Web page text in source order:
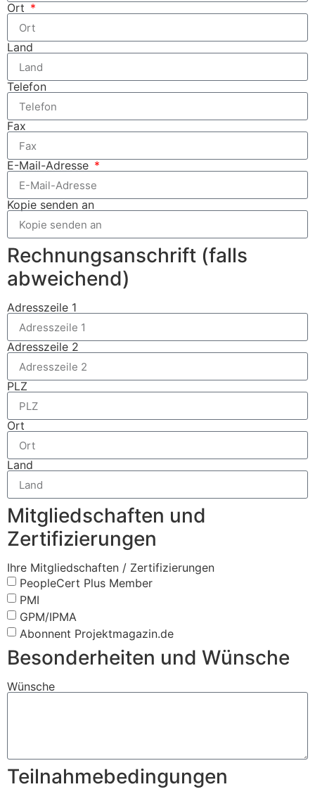
Ort
Land
Telefon
Fax
E-Mail-Adresse
Kopie senden an
Rechnungsanschrift (falls
abweichend)
Adresszeile 1
Adresszeile 2
PLZ
Ort
Land
Mitgliedschaften und
Zertifizierungen
Ihre Mitgliedschaften / Zertifizierungen
PeopleCert Plus Member
PMI
GPM/IPMA
Abonnent Projektmagazin.de
Besonderheiten und Wünsche
Wünsche
Teilnahmebedingungen